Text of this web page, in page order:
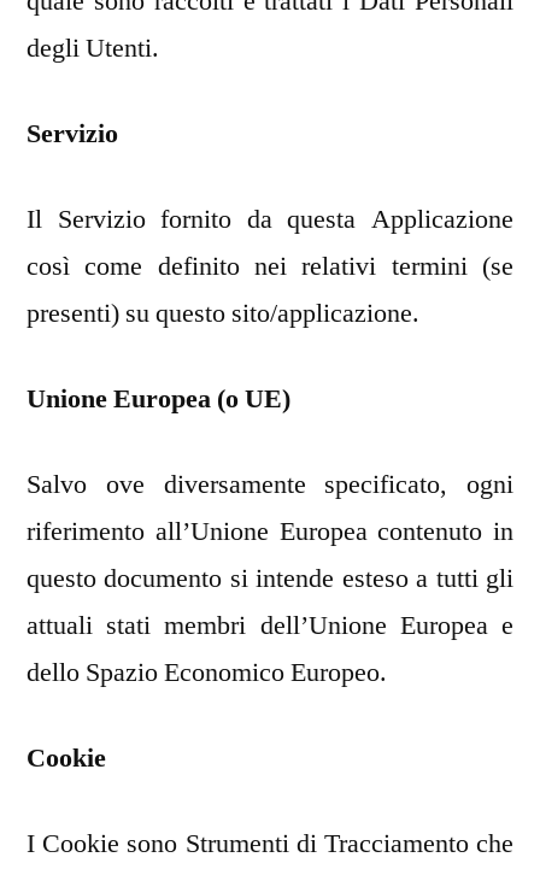
degli Utenti.
Servizio
Il Servizio fornito da questa Applicazione
così come definito nei relativi termini (se
presenti) su questo sito/applicazione.
Unione Europea (o UE)
Salvo ove diversamente specificato, ogni
riferimento all’Unione Europea contenuto in
questo documento si intende esteso a tutti gli
attuali stati membri dell’Unione Europea e
dello Spazio Economico Europeo.
Cookie
I Cookie sono Strumenti di Tracciamento che